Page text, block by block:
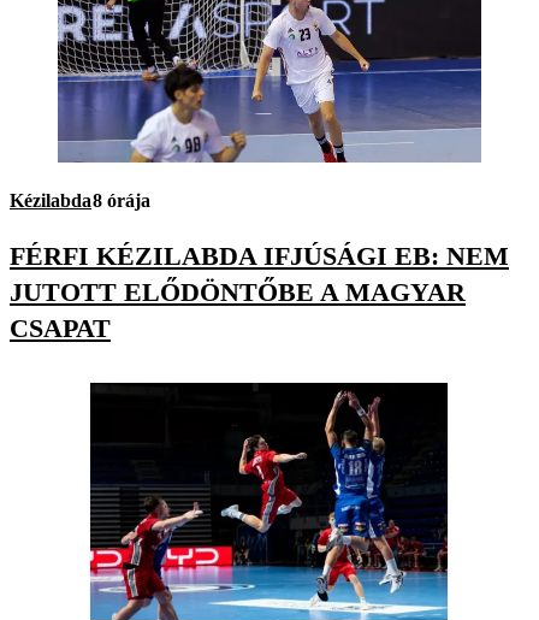
Kézilabda8 órája
FÉRFI KÉZILABDA IFJÚSÁGI EB: NEM
JUTOTT ELŐDÖNTŐBE A MAGYAR
CSAPAT